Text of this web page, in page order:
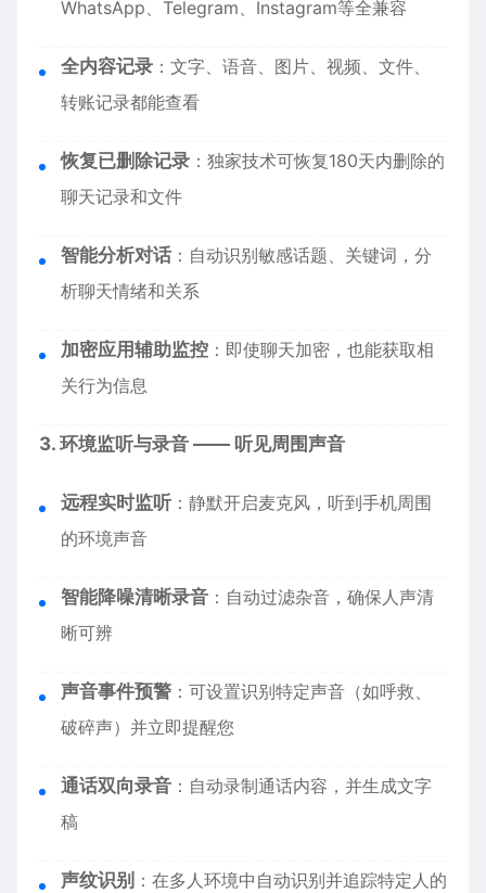
WhatsApp、Telegram、Instagram等全兼容
全内容记录 ：文字、语音、图片、视频、文件、
转账记录都能查看
恢复已删除记录 ：独家技术可恢复180天内删除的
聊天记录和文件
智能分析对话 ：自动识别敏感话题、关键词，分
析聊天情绪和关系
加密应用辅助监控 ：即使聊天加密，也能获取相
关行为信息
3. 环境监听与录音 —— 听见周围声音
远程实时监听 ：静默开启麦克风，听到手机周围
的环境声音
智能降噪清晰录音 ：自动过滤杂音，确保人声清
晰可辨
声音事件预警 ：可设置识别特定声音（如呼救、
破碎声）并立即提醒您
通话双向录音 ：自动录制通话内容，并生成文字
稿
声纹识别 ：在多人环境中自动识别并追踪特定人的